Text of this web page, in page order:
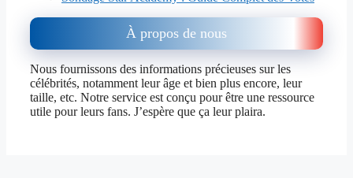
À propos de nous
Nous fournissons des informations précieuses sur les
célébrités, notamment leur âge et bien plus encore, leur
taille, etc. Notre service est conçu pour être une ressource
utile pour leurs fans. J’espère que ça leur plaira.